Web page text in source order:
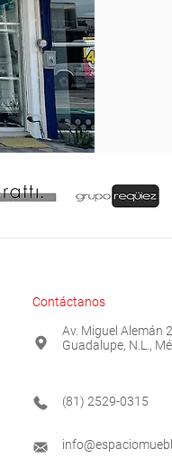
Contáctanos
Av. Miguel Alemán
Guadalupe, N.L.,
(81) 2529-0315